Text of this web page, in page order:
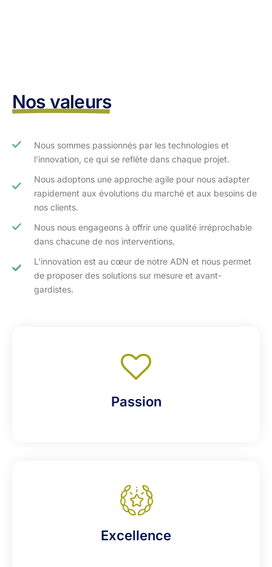
Nos valeurs
Nous sommes passionnés par les technologies et
l’innovation, ce qui se reflète dans chaque projet.
Nous adoptons une approche agile pour nous adapter
rapidement aux évolutions du marché et aux besoins de
nos clients.​
Nous nous engageons à offrir une qualité irréprochable
dans chacune de nos interventions.
L'innovation est au cœur de notre ADN et nous permet
de proposer des solutions sur mesure et avant-
gardistes.
Passion
Excellence